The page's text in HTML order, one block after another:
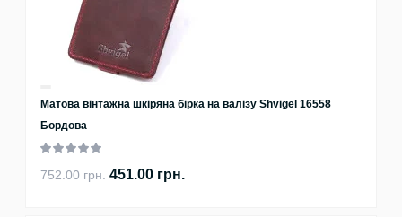
Матова вінтажна шкіряна бірка на валізу Shvigel 16558
Бордова
752.00 грн. 451.00 грн.